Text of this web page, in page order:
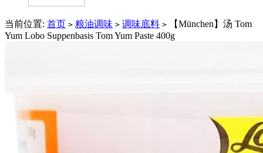
当前位置: 首页 > 粮油调味 > 调味底料 > 【München】汤 Tom
Yum Lobo Suppenbasis Tom Yum Paste 400g